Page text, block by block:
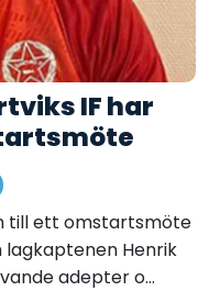
IF har
till ett omstartsmöte
Henrik
adepter o...